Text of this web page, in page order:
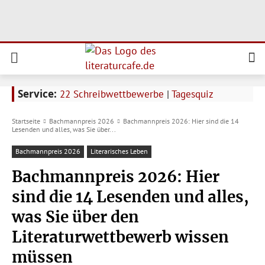
Service: 22 Schreibwettbewerbe | Tagesquiz
Startseite Bachmannpreis 2026
Bachmannpreis 2026: Hier sind die 14
Lesenden und alles, was Sie über...
Bachmannpreis 2026 Literarisches Leben
Bachmannpreis 2026: Hier
sind die 14 Lesenden und alles,
was Sie über den
Literaturwettbewerb wissen
müssen